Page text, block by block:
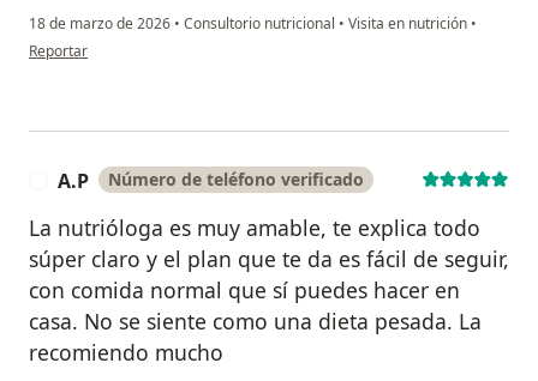
18 de marzo de 2026 • Consultorio nutricional • Visita en nutrición •
en opinión del usuario Laura D
Reportar
A.P Número de teléfono verificado
La nutrióloga es muy amable, te explica todo
súper claro y el plan que te da es fácil de seguir,
con comida normal que sí puedes hacer en
casa. No se siente como una dieta pesada. La
recomiendo mucho